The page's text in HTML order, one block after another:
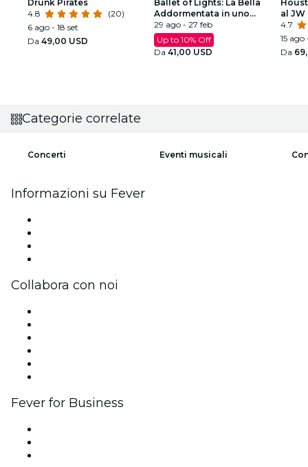
Drunk Pirates
4.8
(20)
6 ago - 18 set
Da 49,00 USD
Ballet of Lights: La Bella
Addormentata in uno
spettacolo scintillante
29 ago - 27 feb
Up to 10% Off
Da 41,00 USD
al
4.7
15 ago
Da
Categorie correlate
Concerti Eventi musicali
Informazioni su Fever
Collabora con noi
Fever for Business